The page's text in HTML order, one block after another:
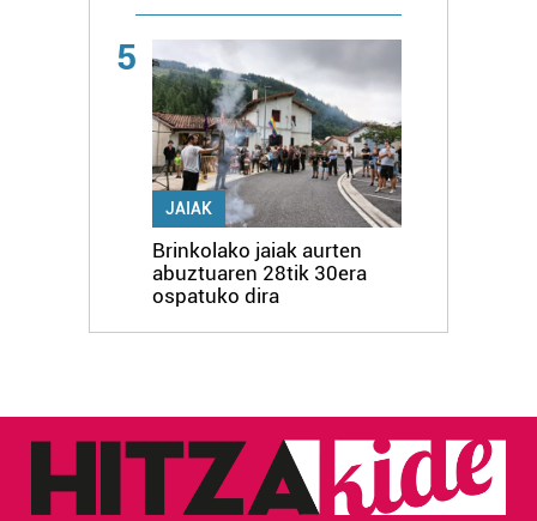
5
JAIAK
Brinkolako jaiak aurten
abuztuaren 28tik 30era
ospatuko dira